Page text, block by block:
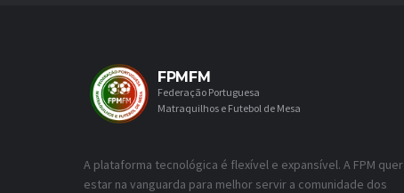
FPMFM
Federação Portuguesa
Matraquilhos e Futebol de Mesa
A plataforma tecnológica é flexível e expansível. A FPM quer
estar na vanguarda para melhor servir a comunidade dos